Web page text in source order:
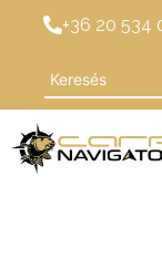
+36 20 534